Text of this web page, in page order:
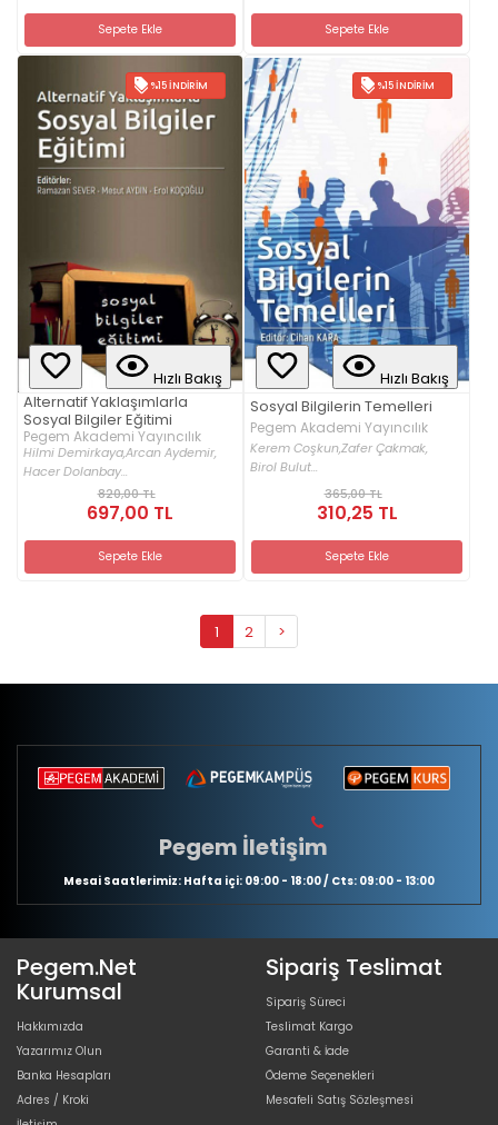
Sepete Ekle Sepete Ekle
%15 İNDIRIM
Hızlı Bakış
Alternatif Yaklaşımlarla
Sosyal Bilgiler Eğitimi
Pegem Akademi Yayıncılık
Hilmi Demirkaya,Arcan Aydemir,
Hacer Dolanbay...
820,00 TL
697,00 TL
Sepete Ekle
%15 İNDIRIM
Hızlı Bakış
Sosyal Bilgilerin Temelleri
Pegem Akademi Yayıncılık
Kerem Coşkun,Zafer Çakmak,
Birol Bulut...
365,00 TL
310,25 TL
Sepete Ekle
1 2 >
Pegem İletişim
Mesai Saatlerimiz: Hafta içi: 09:00 - 18:00 / Cts: 09:00 - 13:00
Pegem.Net
Kurumsal
Hakkımızda
Yazarımız Olun
Banka Hesapları
Adres / Kroki
Sipariş Teslimat
Sipariş Süreci
Teslimat Kargo
Garanti & İade
Ödeme Seçenekleri
Mesafeli Satış Sözleşmesi